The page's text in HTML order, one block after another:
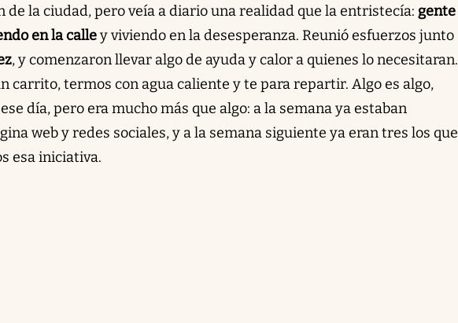
de la ciudad, pero veía a diario una realidad que la entristecía: gente
en la calley viviendo en la desesperanza. Reunió esfuerzos junto
, y comenzaron llevar algo de ayuda y calor a quienes lo necesitaran.
carrito, termos con agua caliente y te para repartir. Algo es algo,
día, pero era mucho más que algo: a la semana ya estaban
web y redes sociales, y a la semana siguiente ya eran tres los que
esa iniciativa.